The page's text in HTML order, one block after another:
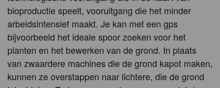
bioproductie speelt, vooruitgang die het minder
arbeidsintensief maakt. Je kan met een gps
bijvoorbeeld het ideale spoor zoeken voor het
planten en het bewerken van de grond. In plaats
van zwaardere machines die de grond kapot maken,
kunnen ze overstappen naar lichtere, die de grond